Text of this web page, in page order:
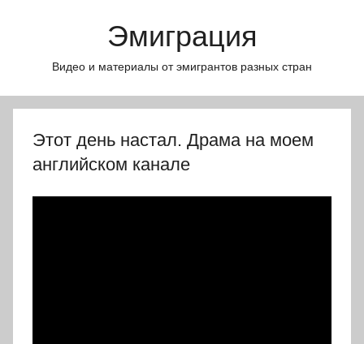
Эмиграция
Видео и материалы от эмигрантов разных стран
Этот день настал. Драма на моем
английском канале